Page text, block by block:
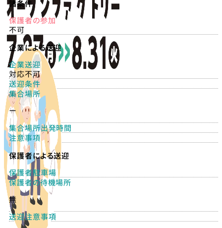
諸条件
保護者の参加
不可
企業による送迎
企業送迎
対応不可
送迎条件
集合場所
ー
集合場所出発時間
注意事項
保護者による送迎
保護者駐車場
保護者の待機場所
無
送迎注意事項